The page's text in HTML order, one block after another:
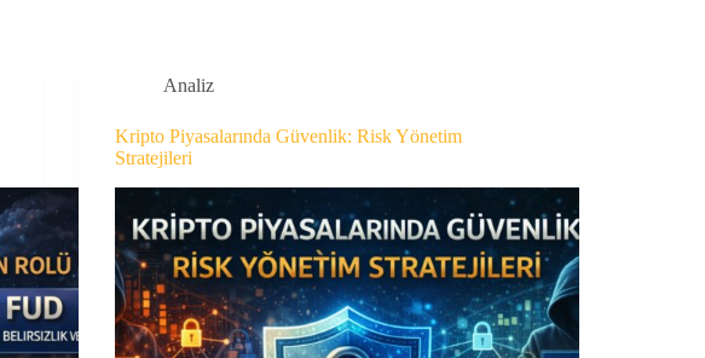
Analiz
Kripto Piyasalarında Güvenlik: Risk Yönetim
Stratejileri